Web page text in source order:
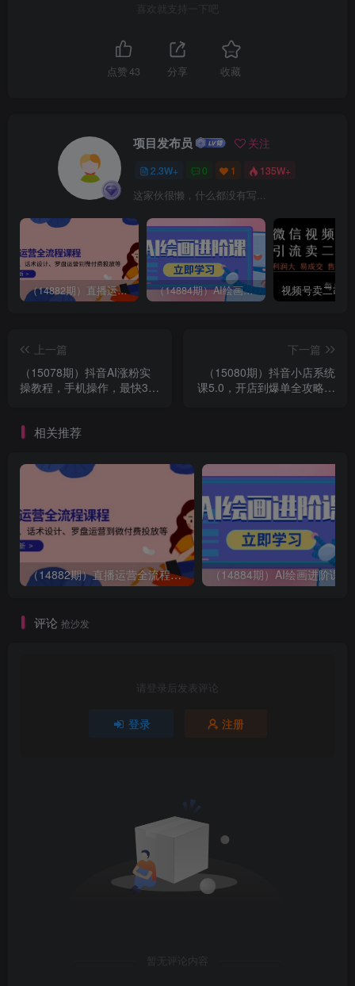
喜欢就支持一下吧
点赞43 分享 收藏
项目发布员 关注
2.3W+ 0 1 135W+
这家伙很懒，什么都没有写...
（14882期）直播运营全流程课程-5月更新：从起号、话术设计、罗盘运营到微付费投放等 （14884期）AI绘画进阶课，涵盖电商摄影等多领域，PS操作与AI工具使用全面教学
上一篇
（15078期）抖音AI涨粉实
操教程，手机操作，最快3天
下一篇
（15080期）抖音小店系统
课5.0，开店到爆单全攻略，
相关推荐
（14882期）直播运营全流程课程-5月更新：从起号、话术设计、罗盘运营到微付费投放等
评论 抢沙发
请登录后发表评论
登录 注册
暂无评论内容